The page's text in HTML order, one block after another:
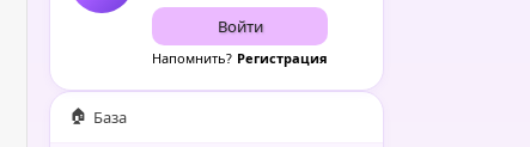
Войти
Напомнить? Регистрация
🏠 База